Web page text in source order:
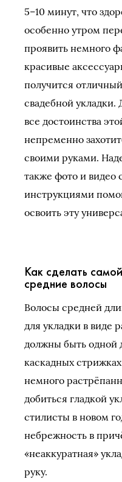
5–10 минут, что
особенно утром
проявить немного
красивые
получится
свадебной
все достоинства
непременно
своими руками.
также фото и видео
инструкциями
освоить эту
Как сделать
средние волосы
Волосы средней
для укладки в виде
должны быть одной
каскадных
немного
добиться гладкой
стилисты в новом
небрежность в
«неаккуратная»
руку.